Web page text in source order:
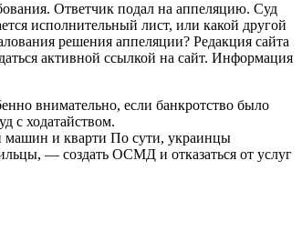
Ответчик подал на аппеляцию. Суд
исполнительный лист, или какой другой
решения аппеляции? Редакция сайта
активной ссылкой на сайт. Информация
внимательно, если банкротство было
с ходатайством.
машин и кварти По сути, украинцы
— создать ОСМД и отказаться от услуг